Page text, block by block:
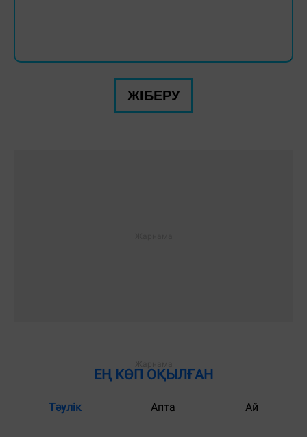
ЖІБЕРУ
ЕҢ КӨП ОҚЫЛҒАН
Тәулік Апта Ай